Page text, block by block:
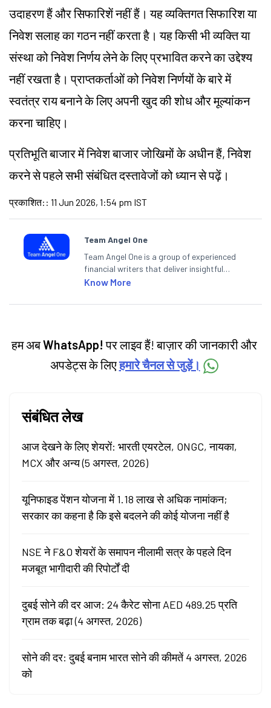
उदाहरण हैं और सिफारिशें नहीं हैं। यह व्यक्तिगत सिफारिश या
निवेश सलाह का गठन नहीं करता है। यह किसी भी व्यक्ति या
संस्था को निवेश निर्णय लेने के लिए प्रभावित करने का उद्देश्य
नहीं रखता है। प्राप्तकर्ताओं को निवेश निर्णयों के बारे में
स्वतंत्र राय बनाने के लिए अपनी खुद की शोध और मूल्यांकन
करना चाहिए।
प्रतिभूति बाजार में निवेश बाजार जोखिमों के अधीन हैं, निवेश
करने से पहले सभी संबंधित दस्तावेजों को ध्यान से पढ़ें।
प्रकाशित: : 11 Jun 2026, 1:54 pm IST
Team Angel One
Team Angel One is a group of experienced
financial writers that deliver insightful
articles on the stock market, IPO, economy,
categories.
Know More
हम अबWhatsApp! पर लाइव हैं! बाज़ार की जानकारी और
अपडेट्स के लिएहमारे चैनल से जुड़ें।
संबंधित लेख
आज देखने के लिए शेयरों: भारती एयरटेल, ONGC, नायका,
MCX और अन्य (5 अगस्त, 2026)
यूनिफाइड पेंशन योजना में 1.18 लाख से अधिक नामांकन;
सरकार का कहना है कि इसे बदलने की कोई योजना नहीं है
NSE ने F&O शेयरों के समापन नीलामी सत्र के पहले दिन
मजबूत भागीदारी की रिपोर्टों दी
दुबई सोने की दर आज: 24 कैरेट सोना AED 489.25 प्रति
ग्राम तक बढ़ा (4 अगस्त, 2026)
सोने की दर: दुबई बनाम भारत सोने की कीमतें 4 अगस्त, 2026
को